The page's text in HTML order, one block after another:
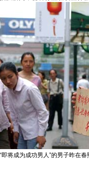
即将成为成功男人”的男子昨在